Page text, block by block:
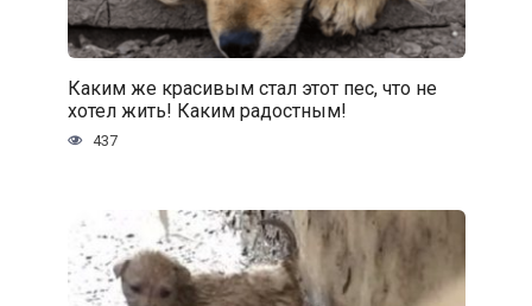
Каким же красивым стал этот пес, что не
хотел жить! Каким радостным!
437